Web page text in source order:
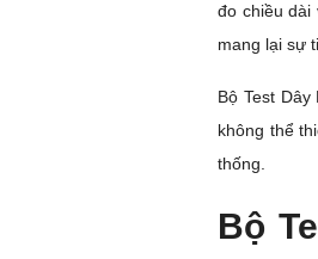
đo chiều dài
mang lại sự
Bộ Test
không thể
thống.
Bộ